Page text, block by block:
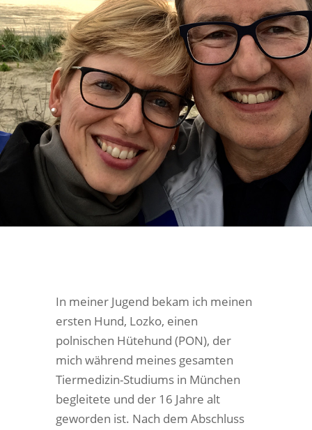
In meiner Jugend bekam ich meinen
ersten Hund, Lozko, einen
polnischen Hütehund (PON), der
mich während meines gesamten
Tiermedizin-Studiums in München
begleitete und der 16 Jahre alt
geworden ist. Nach dem Abschluss